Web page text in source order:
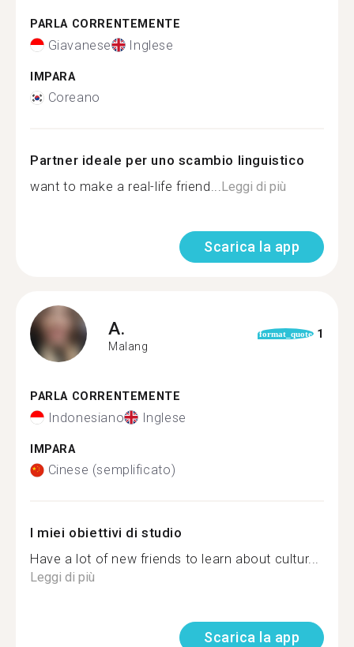
PARLA CORRENTEMENTE
Giavanese Inglese
IMPARA
Coreano
Partner ideale per uno scambio linguistico
want to make a real-life friend...Leggi di più
Scarica la app
A.
Malang
format_quote 1
PARLA CORRENTEMENTE
Indonesiano Inglese
IMPARA
Cinese (semplificato)
I miei obiettivi di studio
Have a lot of new friends to learn about cultur...
Leggi di più
Scarica la app